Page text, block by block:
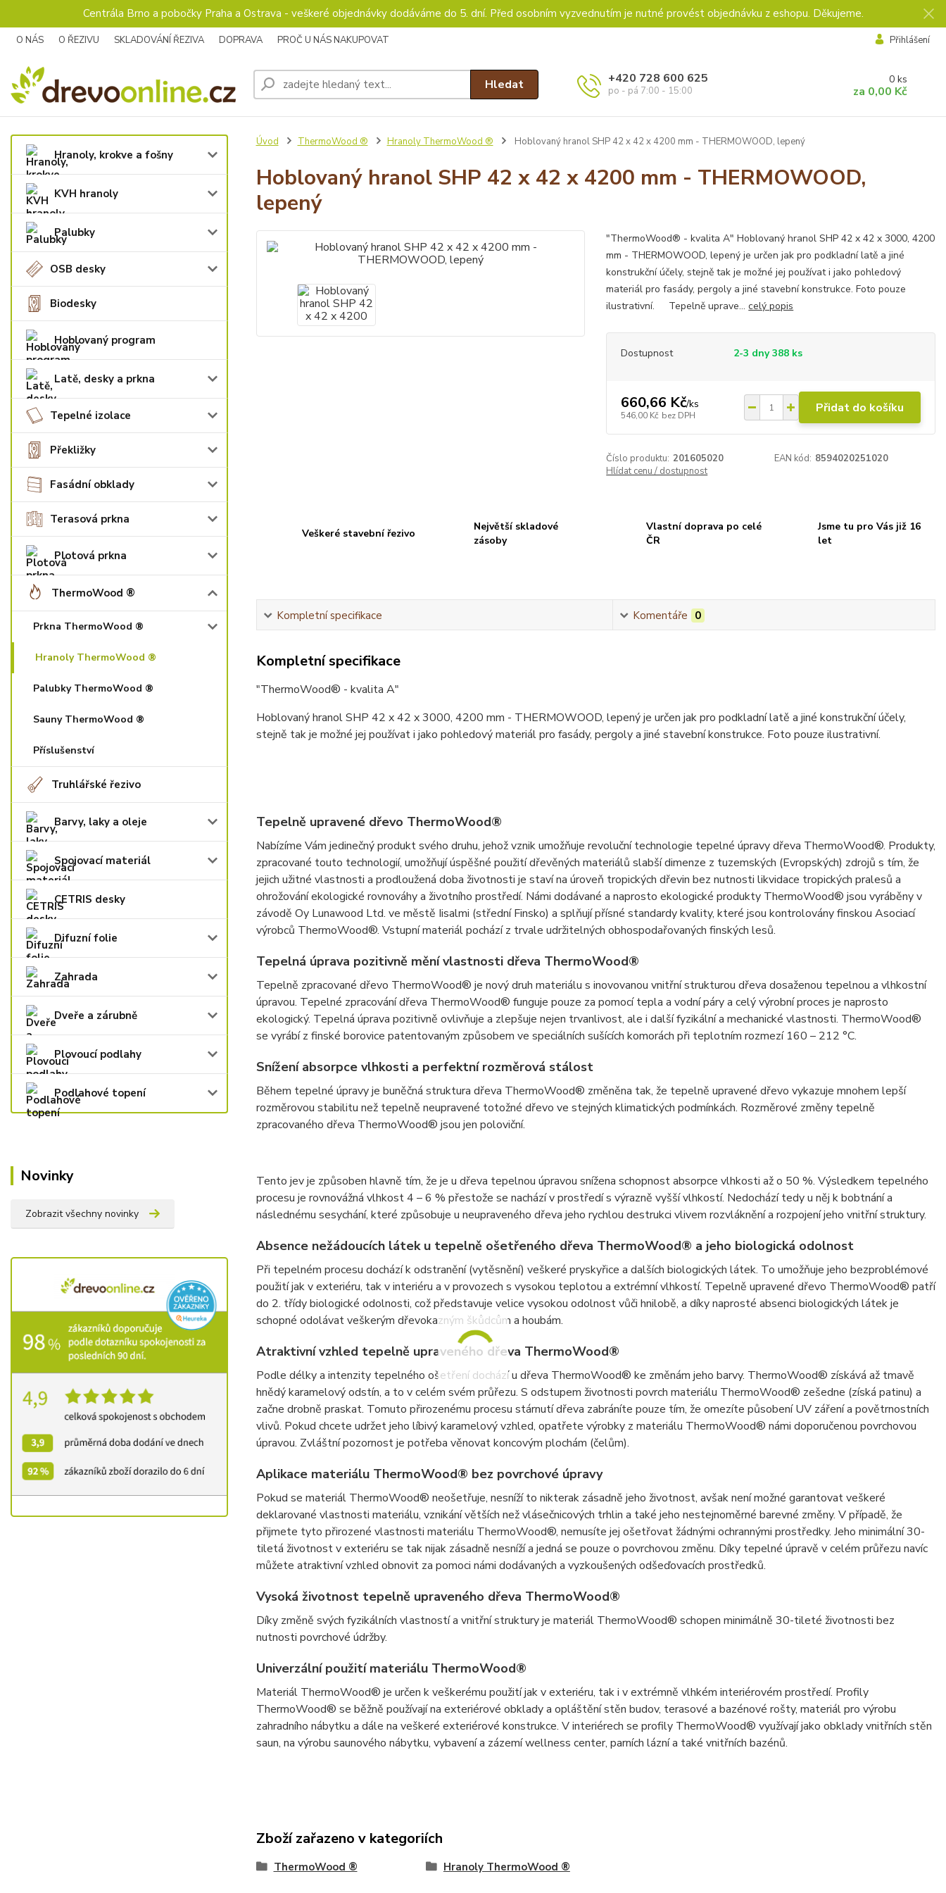
Centrála Brno a pobočky Praha a Ostrava - veškeré objednávky dodáváme do 5. dní. Před osobním vyzvednutím je nutné provést objednávku z eshopu. Děkujeme.
O NÁS O ŘEZIVU SKLADOVÁNÍ ŘEZIVA DOPRAVA PROČ U NÁS NAKUPOVAT Přihlášení
Hledat +420 728 600 625
po - pá 7:00 - 15:00
0 ks
za 0,00 Kč
Hranoly, krokve a fošny
KVH hranoly
Palubky
OSB desky
Biodesky
Hoblovaný program
Latě, desky a prkna
Tepelné izolace
Překližky
Fasádní obklady
Terasová prkna
Plotová prkna
ThermoWood ®
Prkna ThermoWood ®
Hranoly ThermoWood ®
Palubky ThermoWood ®
Sauny ThermoWood ®
Příslušenství
Truhlářské řezivo
Barvy, laky a oleje
Spojovací materiál
CETRIS desky
Difuzní folie
Zahrada
Dveře a zárubně
Plovoucí podlahy
Podlahové topení
Novinky
Zobrazit všechny novinky
Úvod ThermoWood ® Hranoly ThermoWood ® Hoblovaný hranol SHP 42 x 42 x 4200 mm - THERMOWOOD, lepený
Hoblovaný hranol SHP 42 x 42 x 4200 mm - THERMOWOOD,
lepený
"ThermoWood® - kvalita A" Hoblovaný hranol SHP 42 x 42 x 3000, 4200
mm - THERMOWOOD, lepený je určen jak pro podkladní latě a jiné
konstrukční účely, stejně tak je možné jej používat i jako pohledový
materiál pro fasády, pergoly a jiné stavební konstrukce. Foto pouze
ilustrativní. Tepelně uprave...celý popis
Dostupnost 2-3 dny 388 ks
660,66 Kč/ks
546,00 Kč bez DPH Přidat do košíku
Číslo produktu: 201605020 EAN kód: 8594020251020
Hlídat cenu / dostupnost
Veškeré stavební řezivo
Největší skladové
zásoby
Vlastní doprava po celé
ČR
Jsme tu pro Vás již 16
let
Kompletní specifikace Komentáře 0
Kompletní specifikace
"ThermoWood® - kvalita A"
Hoblovaný hranol SHP 42 x 42 x 3000, 4200 mm - THERMOWOOD, lepený je určen jak pro podkladní latě a jiné konstrukční účely,
stejně tak je možné jej používat i jako pohledový materiál pro fasády, pergoly a jiné stavební konstrukce. Foto pouze ilustrativní.
Tepelně upravené dřevo ThermoWood®
Nabízíme Vám jedinečný produkt svého druhu, jehož vznik umožňuje revoluční technologie tepelné úpravy dřeva ThermoWood®. Produkty,
zpracované touto technologií, umožňují úspěšné použití dřevěných materiálů slabší dimenze z tuzemských (Evropských) zdrojů s tím, že
jejich užitné vlastnosti a prodloužená doba životnosti je staví na úroveň tropických dřevin bez nutnosti likvidace tropických pralesů a
ohrožování ekologické rovnováhy a životního prostředí. Námi dodávané a naprosto ekologické produkty ThermoWood® jsou vyráběny v
závodě Oy Lunawood Ltd. ve městě Iisalmi (střední Finsko) a splňují přísné standardy kvality, které jsou kontrolovány finskou Asociací
výrobců ThermoWood®. Vstupní materiál pochází z trvale udržitelných obhospodařovaných finských lesů.
Tepelná úprava pozitivně mění vlastnosti dřeva ThermoWood®
Tepelně zpracované dřevo ThermoWood® je nový druh materiálu s inovovanou vnitřní strukturou dřeva dosaženou tepelnou a vlhkostní
úpravou. Tepelné zpracování dřeva ThermoWood® funguje pouze za pomocí tepla a vodní páry a celý výrobní proces je naprosto
ekologický. Tepelná úprava pozitivně ovlivňuje a zlepšuje nejen trvanlivost, ale i další fyzikální a mechanické vlastnosti. ThermoWood®
se vyrábí z finské borovice patentovaným způsobem ve speciálních sušících komorách při teplotním rozmezí 160 – 212 °C.
Snížení absorpce vlhkosti a perfektní rozměrová stálost
Během tepelné úpravy je buněčná struktura dřeva ThermoWood® změněna tak, že tepelně upravené dřevo vykazuje mnohem lepší
rozměrovou stabilitu než tepelně neupravené totožné dřevo ve stejných klimatických podmínkách. Rozměrové změny tepelně
zpracovaného dřeva ThermoWood® jsou jen poloviční.
Tento jev je způsoben hlavně tím, že je u dřeva tepelnou úpravou snížena schopnost absorpce vlhkosti až o 50 %. Výsledkem tepelného
procesu je rovnovážná vlhkost 4 – 6 % přestože se nachází v prostředí s výrazně vyšší vlhkostí. Nedochází tedy u něj k bobtnání a
následnému sesychání, které způsobuje u neupraveného dřeva jeho rychlou destrukci vlivem rozvláknění a rozpojení jeho vnitřní struktury.
Absence nežádoucích látek u tepelně ošetřeného dřeva ThermoWood® a jeho biologická odolnost
Při tepelném procesu dochází k odstranění (vytěsnění) veškeré pryskyřice a dalších biologických látek. To umožňuje jeho bezproblémové
použití jak v exteriéru, tak v interiéru a v provozech s vysokou teplotou a extrémní vlhkostí. Tepelně upravené dřevo ThermoWood® patří
do 2. třídy biologické odolnosti, což představuje velice vysokou odolnost vůči hnilobě, a díky naprosté absenci biologických látek je
schopné odolávat veškerým dřevokazným škůdcům a houbám.
Atraktivní vzhled tepelně upraveného dřeva ThermoWood®
Podle délky a intenzity tepelného ošetření dochází u dřeva ThermoWood® ke změnám jeho barvy. ThermoWood® získává až tmavě
hnědý karamelový odstín, a to v celém svém průřezu. S odstupem životnosti povrch materiálu ThermoWood® zešedne (získá patinu) a
začne drobně praskat. Tomuto přirozenému procesu stárnutí dřeva zabráníte pouze tím, že omezíte působení UV záření a povětrnostních
vlivů. Pokud chcete udržet jeho líbivý karamelový vzhled, opatřete výrobky z materiálu ThermoWood® námi doporučenou povrchovou
úpravou. Zvláštní pozornost je potřeba věnovat koncovým plochám (čelům).
Aplikace materiálu ThermoWood® bez povrchové úpravy
Pokud se materiál ThermoWood® neošetřuje, nesníží to nikterak zásadně jeho životnost, avšak není možné garantovat veškeré
deklarované vlastnosti materiálu, vznikání větších než vlásečnicových trhlin a také jeho nestejnoměrné barevné změny. V případě, že
přijmete tyto přirozené vlastnosti materiálu ThermoWood®, nemusíte jej ošetřovat žádnými ochrannými prostředky. Jeho minimální 30-
tiletá životnost v exteriéru se tak nijak zásadně nesníží a jedná se pouze o povrchovou změnu. Díky tepelné úpravě v celém průřezu navíc
můžete atraktivní vzhled obnovit za pomoci námi dodávaných a vyzkoušených odšeďovacích prostředků.
Vysoká životnost tepelně upraveného dřeva ThermoWood®
Díky změně svých fyzikálních vlastností a vnitřní struktury je materiál ThermoWood® schopen minimálně 30-tileté životnosti bez
nutnosti povrchové údržby.
Univerzální použití materiálu ThermoWood®
Materiál ThermoWood® je určen k veškerému použití jak v exteriéru, tak i v extrémně vlhkém interiérovém prostředí. Profily
ThermoWood® se běžně používají na exteriérové obklady a opláštění stěn budov, terasové a bazénové rošty, materiál pro výrobu
zahradního nábytku a dále na veškeré exteriérové konstrukce. V interiérech se profily ThermoWood® využívají jako obklady vnitřních stěn
saun, na výrobu saunového nábytku, vybavení a zázemí wellness center, parních lázní a také vnitřních bazénů.
Zboží zařazeno v kategoriích
ThermoWood ® Hranoly ThermoWood ®